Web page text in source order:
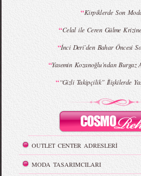
“Kirpiklerde Son
“Celal ile Ceren Gülme
“İnci Deri`den Bahar Öncesi
“Yasemin Kozanoğlu'ndan Burgaz
““Gizli Takipçilik” İlişkilerde
OUTLET CENTER ADRESLERİ
MODA TASARIMCILARI